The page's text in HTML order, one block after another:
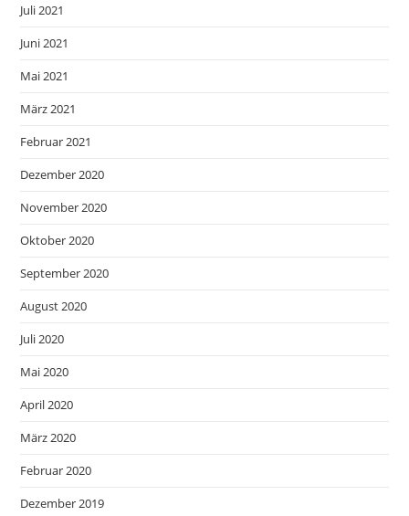
Juli 2021
Juni 2021
Mai 2021
März 2021
Februar 2021
Dezember 2020
November 2020
Oktober 2020
September 2020
August 2020
Juli 2020
Mai 2020
April 2020
März 2020
Februar 2020
Dezember 2019